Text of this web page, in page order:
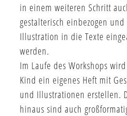
in einem weiteren Schritt
gestalterisch einbezogen und
Illustration in die Texte
werden.
Im Laufe des Workshops
Kind ein eigenes Heft mit
und Illustrationen erstellen.
hinaus sind auch